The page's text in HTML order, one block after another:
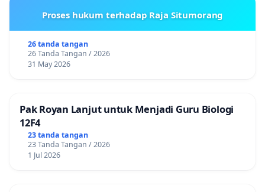
Proses hukum terhadap Raja Situmorang
26 tanda tangan
26 Tanda Tangan / 2026
31 May 2026
Pak Royan Lanjut untuk Menjadi Guru Biologi
12F4
23 tanda tangan
23 Tanda Tangan / 2026
1 Jul 2026